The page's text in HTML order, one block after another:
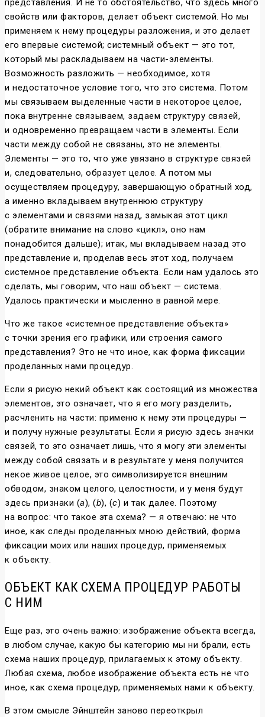
представления. И не то обстоятельство, что здесь много
свойств или факторов, делает объект системой. Но мы
применяем к нему процедуры разложения, и это делает
его впервые системой; системный объект — это тот,
который мы раскладываем на части-элементы.
Возможность разложить — необходимое, хотя
и недостаточное условие того, что это система. Потом
мы связываем выделенные части в некоторое целое,
пока внутренне связываем, задаем структуру связей,
и одновременно превращаем части в элементы. Если
части между собой не связаны, это не элементы.
Элементы — это то, что уже увязано в структуре связей
и, следовательно, образует целое. А потом мы
осуществляем процедуру, завершающую обратный ход,
а именно вкладываем внутреннюю структуру
с элементами и связями назад, замыкая этот цикл
(обратите внимание на слово «цикл», оно нам
понадобится дальше); итак, мы вкладываем назад это
представление и, проделав весь этот ход, получаем
системное представление объекта. Если нам удалось это
сделать, мы говорим, что наш объект — система.
Удалось практически и мысленно в равной мере.
Что же такое «системное представление объекта»
с точки зрения его графики, или строения самого
представления? Это не что иное, как форма фиксации
проделанных нами процедур.
Если я рисую некий объект как состоящий из множества
элементов, это означает, что я его могу разделить,
расчленить на части: применю к нему эти процедуры —
и получу нужные результаты. Если я рисую здесь значки
связей, то это означает лишь, что я могу эти элементы
между собой связать и в результате у меня получится
некое живое целое, это символизируется внешним
обводом, знаком целого, целостности, и у меня будут
здесь признаки (a), (b), (с) и так далее. Поэтому
на вопрос: что такое эта схема? — я отвечаю: не что
иное, как следы проделанных мною действий, форма
фиксации моих или наших процедур, применяемых
к объекту.
ОБЪЕКТ КАК СХЕМА ПРОЦЕДУР РАБОТЫ
С НИМ
Еще раз, это очень важно: изображение объекта всегда,
в любом случае, какую бы категорию мы ни брали, есть
схема наших процедур, прилагаемых к этому объекту.
Любая схема, любое изображение объекта есть не что
иное, как схема процедур, применяемых нами к объекту.
В этом смысле Эйнштейн заново переоткрыл